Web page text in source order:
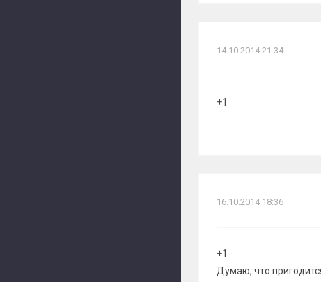
14.10.2014 21:34
+1
16.10.2014 18:36
+1
Думаю, что